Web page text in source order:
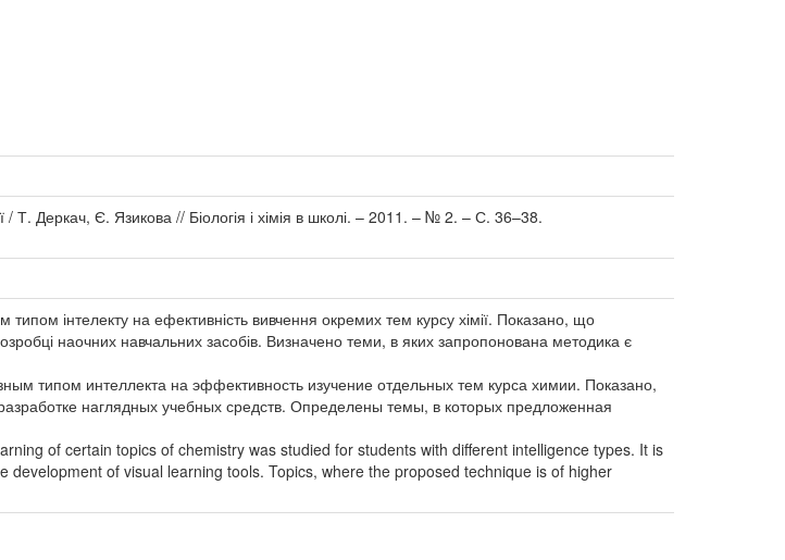
/ Т. Деркач, Є. Язикова // Біологія і хімія в школі. – 2011. – № 2. – С. 36–38.
інтелекту на ефективність вивчення окремих тем курсу хімії. Показано, що
наочних навчальних засобів. Визначено теми, в яких запропонована методика є
типом интеллекта на эффективность изучение отдельных тем курса химии. Показано,
наглядных учебных средств. Определены темы, в которых предложенная
of certain topics of chemistry was studied for students with different intelligence types. It is
of visual learning tools. Topics, where the proposed technique is of higher